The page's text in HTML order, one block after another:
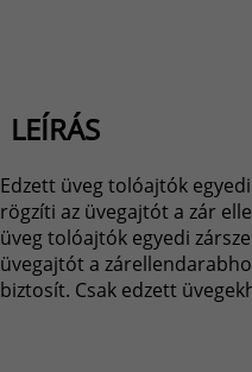
LEÍRÁS
Edzett üveg tolóajtók
rögzíti az üvegajtót a zár
üveg tolóajtók egyedi
üvegajtót a
biztosít. Csak edzett